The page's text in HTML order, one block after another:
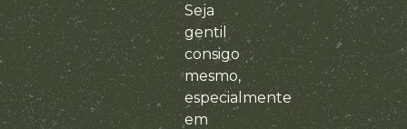
Seja
gentil
consigo
mesmo,
especialmente
em